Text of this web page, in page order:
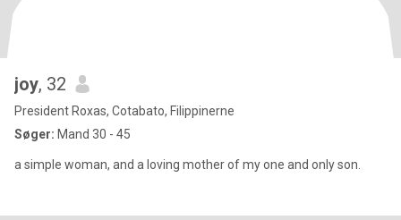
joy, 32
President Roxas, Cotabato, Filippinerne
Søger: Mand 30 - 45
a simple woman, and a loving mother of my one and only son.